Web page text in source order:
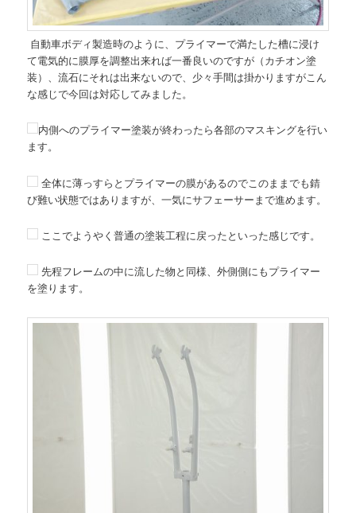
自動車ボディ製造時のように、プライマーで満たした槽に浸け
て電気的に膜厚を調整出来れば一番良いのですが（カチオン塗
装）、流石にそれは出来ないので、少々手間は掛かりますがこん
な感じで今回は対応してみました。
内側へのプライマー塗装が終わったら各部のマスキングを行い
ます。
全体に薄っすらとプライマーの膜があるのでこのままでも錆
び難い状態ではありますが、一気にサフェーサーまで進めます。
ここでようやく普通の塗装工程に戻ったといった感じです。
先程フレームの中に流した物と同様、外側側にもプライマー
を塗ります。